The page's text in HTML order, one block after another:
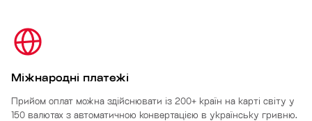
Міжнародні платежі
Прийом оплат можна здійснювати із 200+ країн на карті світу у
150 валютах з автоматичною конвертацією в українську гривню.